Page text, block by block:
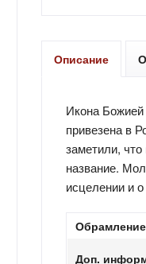
Описание
Икона Божией
привезена в
заметили,
название.
исцелении и
Доп.